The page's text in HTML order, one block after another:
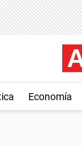
Economía